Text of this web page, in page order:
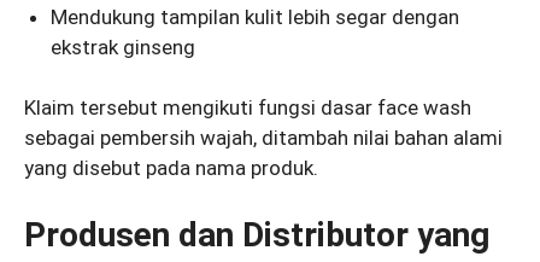
Mendukung tampilan kulit lebih segar dengan
ekstrak ginseng
Klaim tersebut mengikuti fungsi dasar face wash
sebagai pembersih wajah, ditambah nilai bahan alami
yang disebut pada nama produk.
Produsen dan Distributor yang